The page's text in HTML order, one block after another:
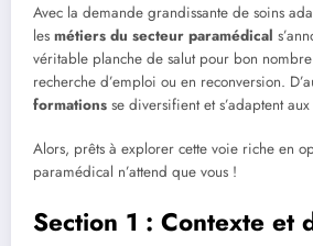
Avec la demande grandissante de soins
les métiers du secteur paramédical
véritable planche de salut pour bon
recherche d’emploi ou en reconversion.
formations se diversifient et s’adaptent
Alors, prêts à explorer cette voie riche en
paramédical n’attend que vous !
Section 1 : Contexte et